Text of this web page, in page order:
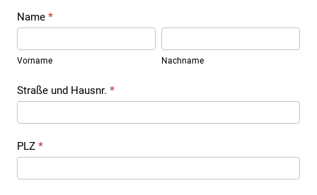
Name *
Vorname Nachname
Straße und Hausnr. *
PLZ *